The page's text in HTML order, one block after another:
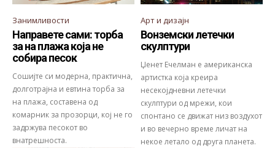
Занимливости
Направете сами: торба
за на плажа која не
собира песок
Сошијте си модерна, практична,
долготрајна и евтина торба за
на плажа, составена од
комарник за прозорци, кој не го
задржува песокот во
внатрешноста.
Арт и дизајн
Вонземски летечки
скулптури
Џенет Ечелман е американска
артистка која креира
несекојдневни летечки
скулптури од мрежи, кои
спонтано се движат низ воздухот
и во вечерно време личат на
некое летало од друга планета.